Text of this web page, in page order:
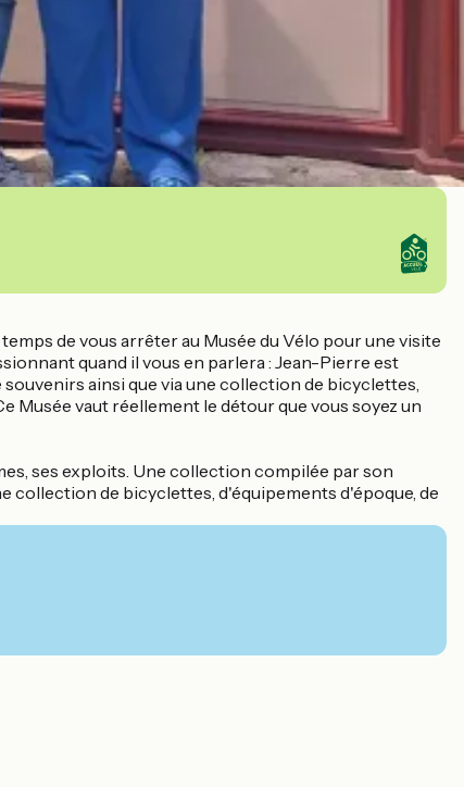
de vous arrêter au Musée du Vélo pour une visite
quand il vous en parlera : Jean-Pierre est
souvenirs ainsi que via une collection de bicyclettes,
Musée vaut réellement le détour que vous soyez un
ses exploits. Une collection compilée par son
collection de bicyclettes, d'équipements d'époque, de